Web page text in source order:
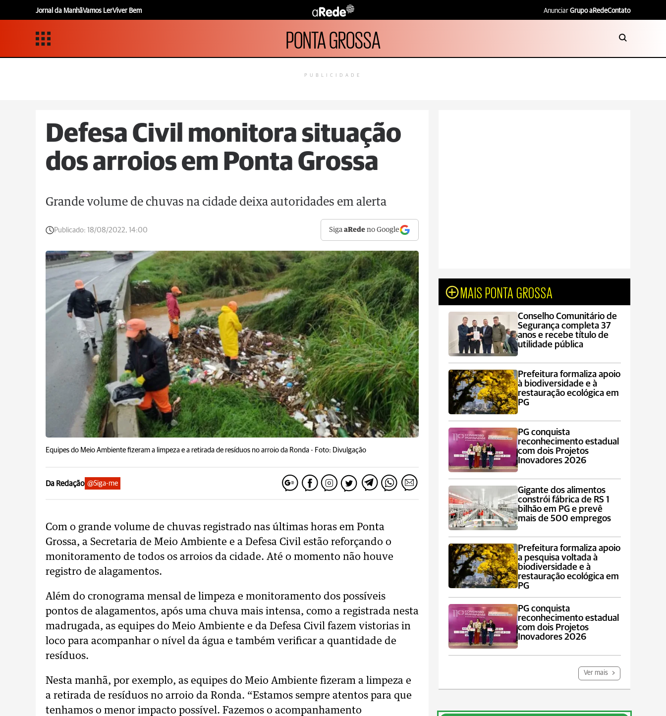
Jornal da ManhãVamos LerViver Bem Anunciar Grupo aRedeContato
PONTA GROSSA
PUBLICIDADE
Defesa Civil monitora situação
dos arroios em Ponta Grossa
Grande volume de chuvas na cidade deixa autoridades em alerta
Publicado: 18/08/2022, 14:00 SigaaRede no Google
Equipes do Meio Ambiente fizeram a limpeza e a retirada de resíduos no arroio da Ronda - Foto: Divulgação
Da Redação @Siga-me
Com o grande volume de chuvas registrado nas últimas horas em Ponta
Grossa, a Secretaria de Meio Ambiente e a Defesa Civil estão reforçando o
monitoramento de todos os arroios da cidade. Até o momento não houve
registro de alagamentos.
Além do cronograma mensal de limpeza e monitoramento dos possíveis
pontos de alagamentos, após uma chuva mais intensa, como a registrada nesta
madrugada, as equipes do Meio Ambiente e da Defesa Civil fazem vistorias in
loco para acompanhar o nível da água e também verificar a quantidade de
resíduos.
Nesta manhã, por exemplo, as equipes do Meio Ambiente fizeram a limpeza e
a retirada de resíduos no arroio da Ronda. “Estamos sempre atentos para que
tenhamos o menor impacto possível. Fazemos o acompanhamento
MAIS PONTA GROSSA
Conselho Comunitário de
Segurança completa 37
anos e recebe título de
utilidade pública
Prefeitura formaliza apoio
à biodiversidade e à
restauração ecológica em
PG
PG conquista
reconhecimento estadual
com dois Projetos
Inovadores 2026
Gigante dos alimentos
constrói fábrica de RS 1
bilhão em PG e prevê
mais de 500 empregos
Prefeitura formaliza apoio
a pesquisa voltada à
biodiversidade e à
restauração ecológica em
PG
PG conquista
reconhecimento estadual
com dois Projetos
Inovadores 2026
Ver mais